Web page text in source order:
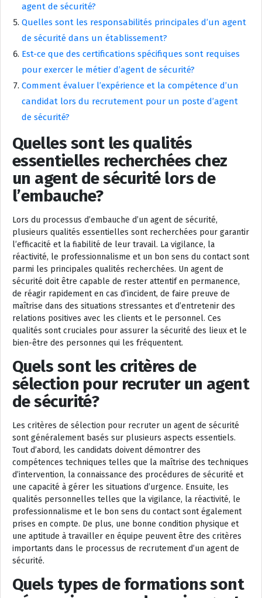
agent de sécurité?
Quelles sont les responsabilités principales d’un agent
de sécurité dans un établissement?
Est-ce que des certifications spécifiques sont requises
pour exercer le métier d’agent de sécurité?
Comment évaluer l’expérience et la compétence d’un
candidat lors du recrutement pour un poste d’agent
de sécurité?
Quelles sont les qualités
essentielles recherchées chez
un agent de sécurité lors de
l’embauche?
Lors du processus d’embauche d’un agent de sécurité,
plusieurs qualités essentielles sont recherchées pour garantir
l’efficacité et la fiabilité de leur travail. La vigilance, la
réactivité, le professionnalisme et un bon sens du contact sont
parmi les principales qualités recherchées. Un agent de
sécurité doit être capable de rester attentif en permanence,
de réagir rapidement en cas d’incident, de faire preuve de
maîtrise dans des situations stressantes et d’entretenir des
relations positives avec les clients et le personnel. Ces
qualités sont cruciales pour assurer la sécurité des lieux et le
bien-être des personnes qui les fréquentent.
Quels sont les critères de
sélection pour recruter un agent
de sécurité?
Les critères de sélection pour recruter un agent de sécurité
sont généralement basés sur plusieurs aspects essentiels.
Tout d’abord, les candidats doivent démontrer des
compétences techniques telles que la maîtrise des techniques
d’intervention, la connaissance des procédures de sécurité et
une capacité à gérer les situations d’urgence. Ensuite, les
qualités personnelles telles que la vigilance, la réactivité, le
professionnalisme et le bon sens du contact sont également
prises en compte. De plus, une bonne condition physique et
une aptitude à travailler en équipe peuvent être des critères
importants dans le processus de recrutement d’un agent de
sécurité.
Quels types de formations sont